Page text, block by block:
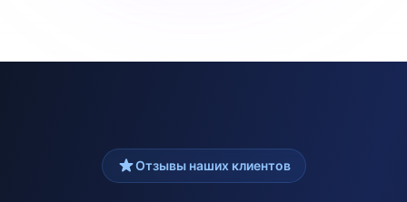
Отзывы наших клиентов